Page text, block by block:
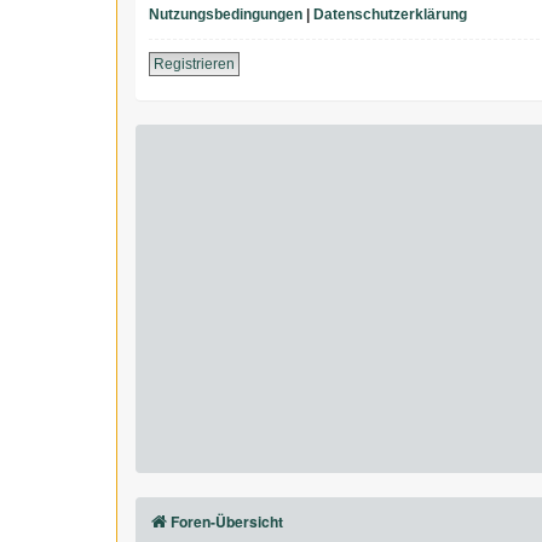
Nutzungsbedingungen | Datenschutzerklärung
Registrieren
Foren-Übersicht